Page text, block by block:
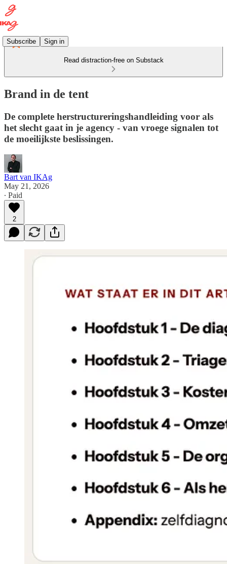
Subscribe Sign in
Read distraction-free on Substack
Brand in de tent
De complete herstructureringshandleiding voor als
het slecht gaat in je agency - van vroege signalen tot
de moeilijkste beslissingen.
Bart van IKAg
May 21, 2026
∙ Paid
2